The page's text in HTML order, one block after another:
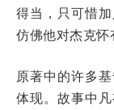
得当，只可惜
仿佛他对杰克怀
原著中的许多
体现。故事中